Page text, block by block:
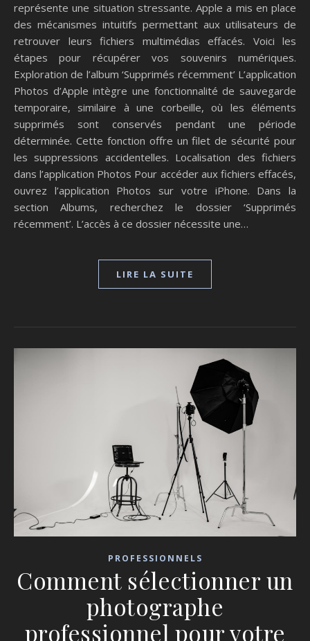
représente une situation stressante. Apple a mis en place
des mécanismes intuitifs permettant aux utilisateurs de
retrouver leurs fichiers multimédias effacés. Voici les
étapes pour récupérer vos souvenirs numériques.
Exploration de l’album ‘Supprimés récemment’ L’application
Photos d’Apple intègre une fonctionnalité de sauvegarde
temporaire, similaire à une corbeille, où les éléments
supprimés sont conservés pendant une période
déterminée. Cette fonction offre un filet de sécurité pour
les suppressions accidentelles. Localisation des fichiers
dans l’application Photos Pour accéder aux fichiers effacés,
ouvrez l’application Photos sur votre iPhone. Dans la
section Albums, recherchez le dossier ‘Supprimés
récemment’. L’accès à ce dossier nécessite une…
LIRE LA SUITE
PROFESSIONNELS
Comment sélectionner un
photographe
professionnel pour votre